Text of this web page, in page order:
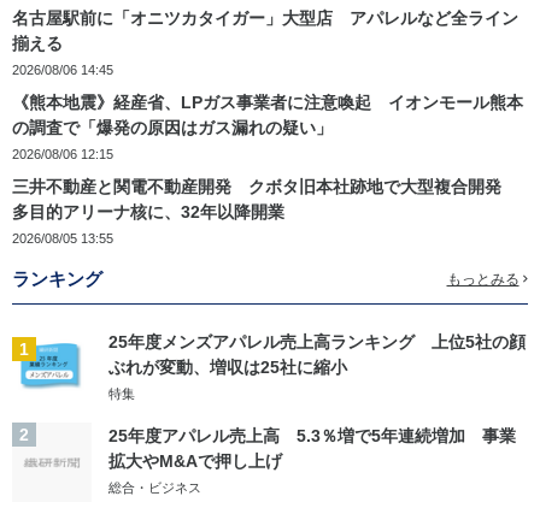
名古屋駅前に「オニツカタイガー」大型店 アパレルなど全ライン
揃える
2026/08/06 14:45
《熊本地震》経産省、LPガス事業者に注意喚起 イオンモール熊本
の調査で「爆発の原因はガス漏れの疑い」
2026/08/06 12:15
三井不動産と関電不動産開発 クボタ旧本社跡地で大型複合開発
多目的アリーナ核に、32年以降開業
2026/08/05 13:55
ランキング もっとみる
1
25年度メンズアパレル売上高ランキング 上位5社の顔
ぶれが変動、増収は25社に縮小
特集
2
25年度アパレル売上高 5.3％増で5年連続増加 事業
拡大やM&Aで押し上げ
総合・ビジネス